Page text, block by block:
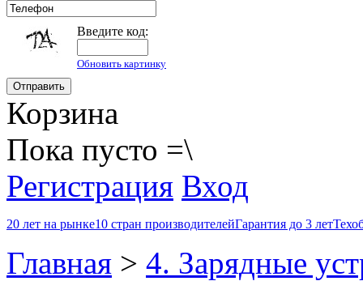
Введите код:
Обновить картинку
Корзина
Пока пусто =\
Регистрация Вход
20 лет на рынке10 стран производителейГарантия до 3 лет
Главная > 4. Зарядные